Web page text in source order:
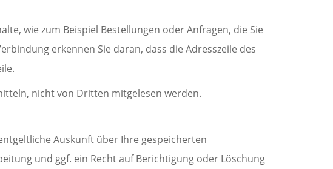
wie zum Beispiel Bestellungen oder Anfragen, die Sie
erkennen Sie daran, dass die Adresszeile des
nicht von Dritten mitgelesen werden.
Auskunft über Ihre gespeicherten
und ggf. ein Recht auf Berichtigung oder Löschung